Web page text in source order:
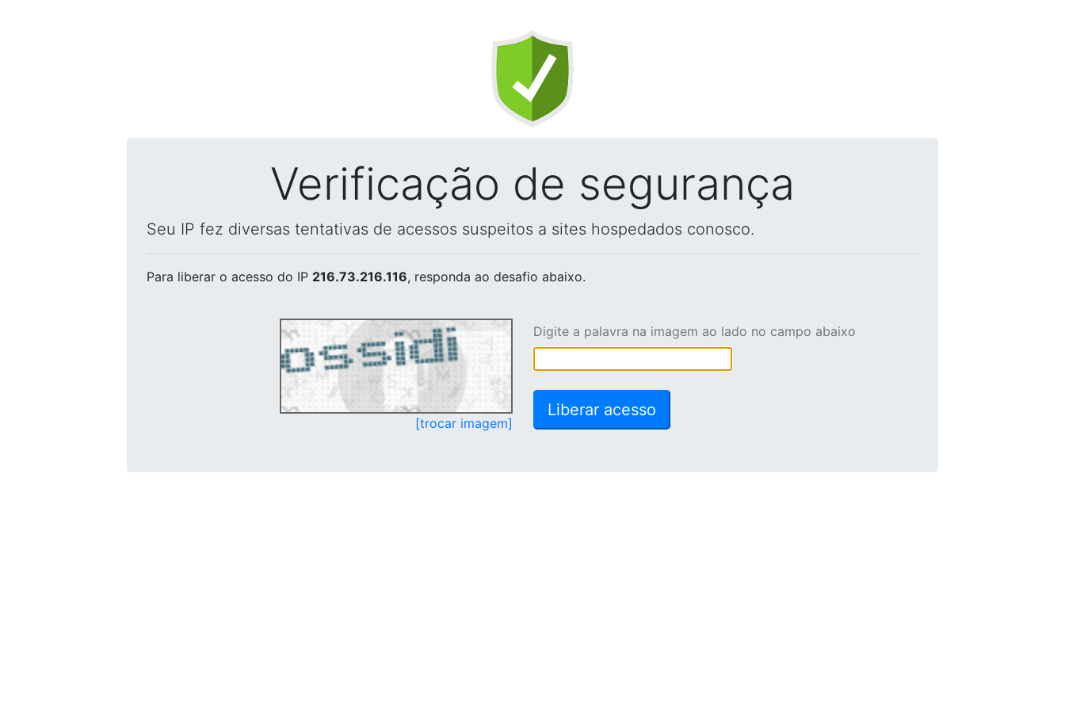
Verificação de segurança
Seu IP fez diversas tentativas de acessos suspeitos a sites hospedados conosco.
Para liberar o acesso do IP 216.73.216.116, responda ao desafio abaixo.
[trocar imagem]
Digite a palavra na imagem ao lado no campo abaixo